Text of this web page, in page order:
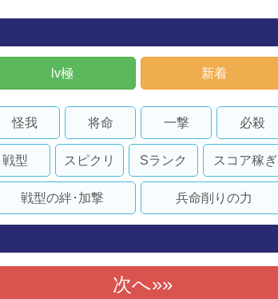
lv極 新着
怪我 将命 一撃 必殺
戦型 スピクリ Sランク スコア稼ぎ
戦型の絆･加撃 兵命削りの力
次へ»